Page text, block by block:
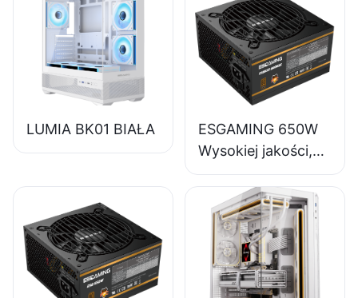
LUMIA BK01 BIAŁA
ESGAMING 650W
Wysokiej jakości,
85% sprawności,
pełnomodułowy
zasilacz do
komputerów
stacjonarnych 80+
Bronze ESB650W